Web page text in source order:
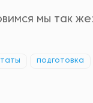
мы так
подготовка